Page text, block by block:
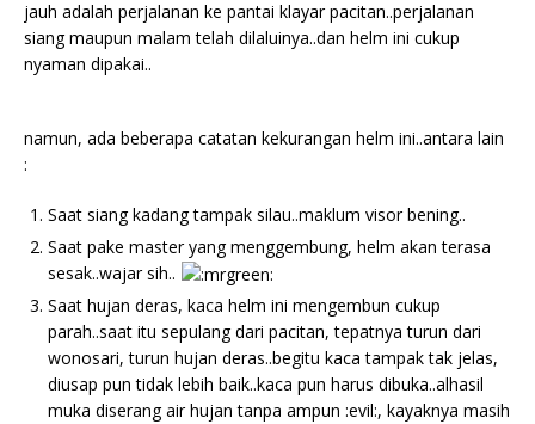
jauh adalah perjalanan ke pantai klayar pacitan..perjalanan
siang maupun malam telah dilaluinya..dan helm ini cukup
nyaman dipakai..
namun, ada beberapa catatan kekurangan helm ini..antara lain
:
Saat siang kadang tampak silau..maklum visor bening..
Saat pake master yang menggembung, helm akan terasa
sesak..wajar sih..
Saat hujan deras, kaca helm ini mengembun cukup
parah..saat itu sepulang dari pacitan, tepatnya turun dari
wonosari, turun hujan deras..begitu kaca tampak tak jelas,
diusap pun tidak lebih baik..kaca pun harus dibuka..alhasil
muka diserang air hujan tanpa ampun :evil:, kayaknya masih